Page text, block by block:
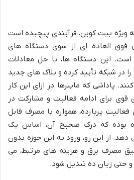
ویژه بیت کوین، فرآیندی پیچیده است
فوق العاده ای از سوی دستگاه های
این دستگاه ها، با حل معادلات
در شبکه تأیید کرده و بلاک های جدید
پاداشی که ماینرها در ازای این کار
قوی برای ادامه فعالیت و مشارکت در
پربازده، همواره با مصرف قابل
بوده که درک صحیح آن، اساس یک
از این رو، ورود به این حوزه بدون
مصرف برق و هزینه های مرتبط، می
و حتی زیان ده تبدیل شود.